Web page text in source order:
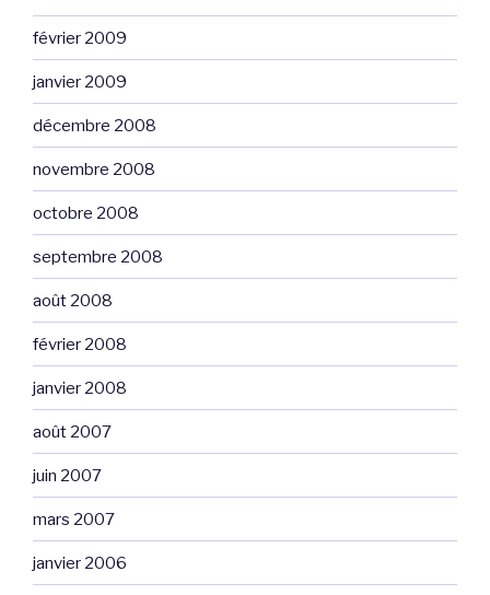
février 2009
janvier 2009
décembre 2008
novembre 2008
octobre 2008
septembre 2008
août 2008
février 2008
janvier 2008
août 2007
juin 2007
mars 2007
janvier 2006